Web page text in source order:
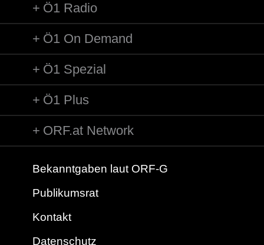
Ö1 Radio
Ö1 On Demand
Ö1 Spezial
Ö1 Plus
ORF.at Network
Bekanntgaben laut ORF-G
Publikumsrat
Kontakt
Datenschutz